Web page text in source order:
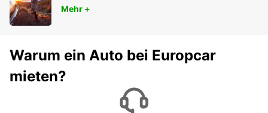
Mehr +
Warum ein Auto bei Europcar
mieten?